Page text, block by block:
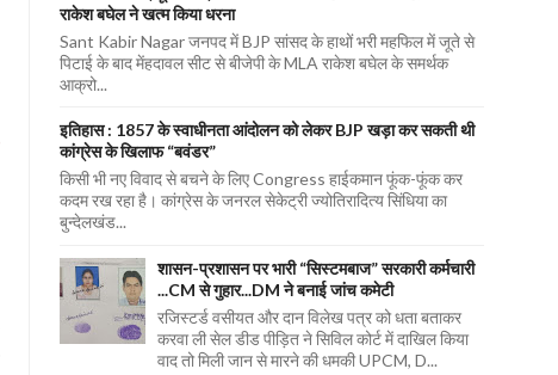
राकेश बघेल ने खत्म किया धरना
Sant Kabir Nagar जनपद में BJP सांसद के हाथों भरी महफिल में जूते से
पिटाई के बाद मेंहदावल सीट से बीजेपी के MLA राकेश बघेल के समर्थक
आक्रो...
इतिहास : 1857 के स्वाधीनता आंदोलन को लेकर BJP खड़ा कर सकती थी
कांग्रेस के खिलाफ “बवंडर”
किसी भी नए विवाद से बचने के लिए Congress हाईकमान फूंक-फूंक कर
कदम रख रहा है। कांग्रेस के जनरल सेकेट्री ज्योतिरादित्य सिंधिया का
बुन्देलखंड...
शासन-प्रशासन पर भारी “सिस्टमबाज” सरकारी कर्मचारी
...CM से गुहार...DM ने बनाई जांच कमेटी
रजिस्टर्ड वसीयत और दान विलेख पत्र को धता बताकर
करवा ली सेल डीड पीड़ित ने सिविल कोर्ट में दाखिल किया
वाद तो मिली जान से मारने की धमकी UPCM, D...